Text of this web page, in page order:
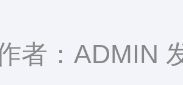
者：ADMIN